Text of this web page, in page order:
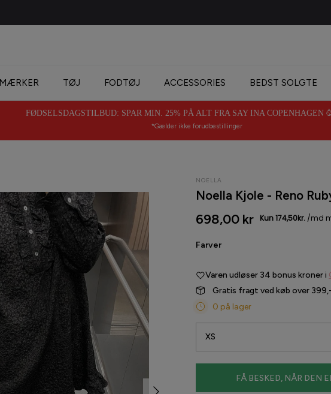
MÆRKER TØJ FODTØJ ACCESSORIES BEDST SOLGTE
FØDSELSDAGSTILBUD: SPAR MIN. 25% PÅ ALT FRA SAY INA COPENHAGEN
*Gælder ikke forudbestillinger
NOELLA
Noella Kjole - Reno
698,00 kr
Farver
Varen udløser 34 bonus kroner i
Gratis fragt ved køb over 399,-
0 på lager
XS
FÅ BESKED, NÅR DEN